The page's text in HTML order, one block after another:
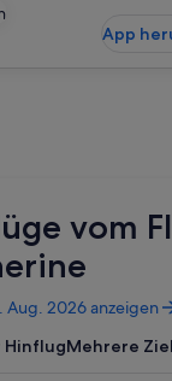
App
vom
Aug. 2026 anzeigen
HinflugMehrere